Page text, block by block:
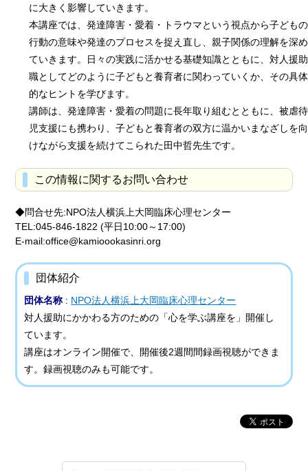
に大きく影響していきます。
本講座では、発達障害・愛着・トラウマという視点から子どもの
行動の意味や発達のプロセスを捉え直し、親子関係の理解を深め
ていきます。日々の実践に活かせる基礎知識とともに、対人援助
職としてどのように子どもと養育者に関わっていくか、その具体
的なヒントを学びます。
講師は、発達障害・愛着の問題に長年取り組むとともに、被虐待
児支援にも携わり、子どもと養育者の双方に温かいまなざしを向
けながら支援を続けてこられた田中哲先生です。
この情報に関するお問い合わせ
◆問合せ先:NPO法人横浜上大岡臨床心理センター
TEL:045-846-1822 (平日10:00～17:00)
E-mail:office@kamioookasinri.org
団体紹介
団体名称 : NPO法人横浜上大岡臨床心理センター
対人援助にかかわる方のための「心を学ぶ講座を」開催し
ています。
講座はオンライン開催で、開催後2週間間録画視聴ができま
す。録画視聴のみも可能です。